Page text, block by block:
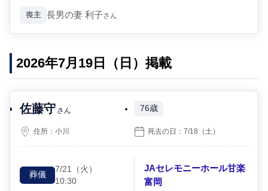
喪主 長男の妻 利子さん
2026年7月19日（日）掲載
佐藤守 さん 76歳
住所：小川 死去の日：7/18 （土）
葬儀
7/21 （火）
10:30
JAセレモニーホール甘楽
富岡